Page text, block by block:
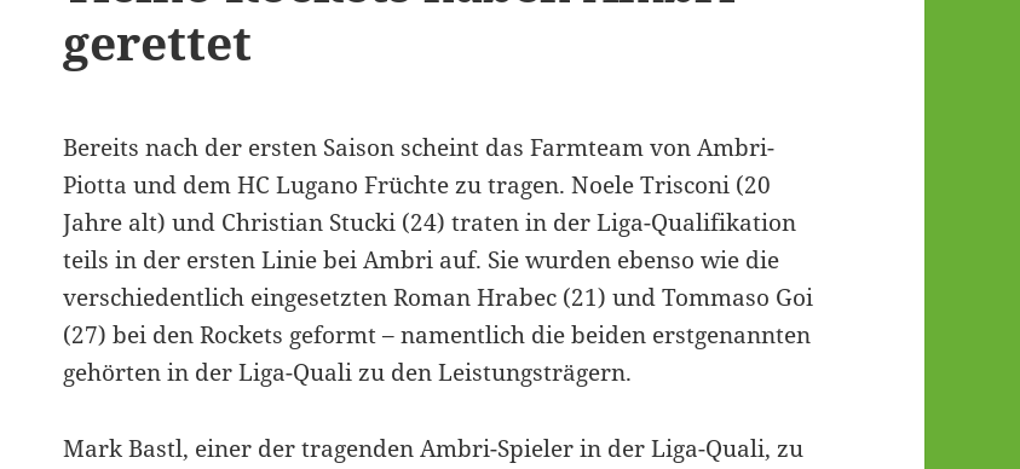
gerettet
Bereits nach der ersten Saison scheint das Farmteam von Ambri-
Piotta und dem HC Lugano Früchte zu tragen. Noele Trisconi (20
Jahre alt) und Christian Stucki (24) traten in der Liga-Qualifikation
teils in der ersten Linie bei Ambri auf. Sie wurden ebenso wie die
verschiedentlich eingesetzten Roman Hrabec (21) und Tommaso Goi
(27) bei den Rockets geformt – namentlich die beiden erstgenannten
gehörten in der Liga-Quali zu den Leistungsträgern.
Mark Bastl, einer der tragenden Ambri-Spieler in der Liga-Quali, zu